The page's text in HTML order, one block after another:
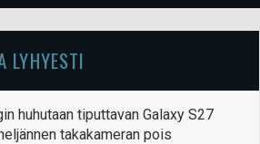
LYHYESTI
huhutaan tiputtavan Galaxy S27
takakameran pois